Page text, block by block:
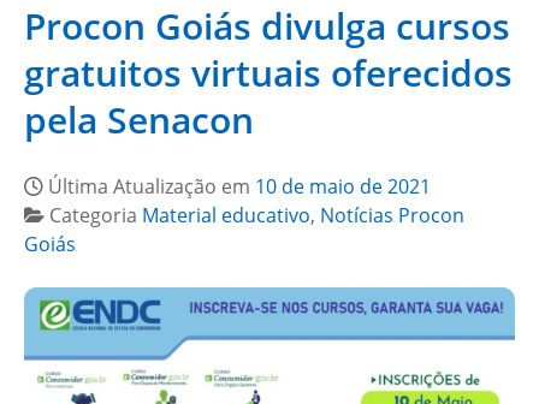
Procon Goiás divulga cursos
gratuitos virtuais oferecidos
pela Senacon
Última Atualização em 10 de maio de 2021
Categoria Material educativo, Notícias Procon
Goiás